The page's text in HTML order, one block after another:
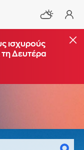
ισχυρούς
Δευτέρα